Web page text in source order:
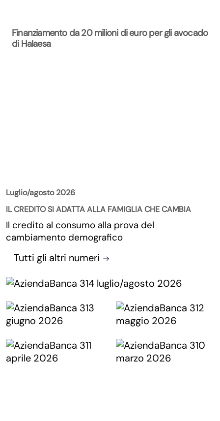
Finanziamento da 20 milioni di euro per gli avocado
di Halaesa
Luglio/agosto 2026
IL CREDITO SI ADATTA ALLA FAMIGLIA CHE CAMBIA
Il credito al consumo alla prova del
cambiamento demografico
Tutti gli altri numeri